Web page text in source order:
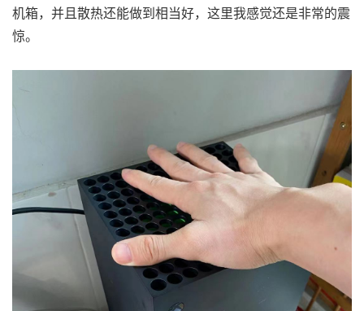
机箱，并且散热还能做到相当好，这里我感觉还是非常的震
惊。